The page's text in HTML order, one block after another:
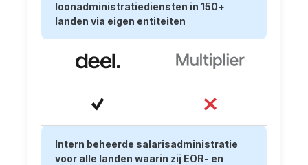
loonadministratiediensten in 150+
landen via eigen entiteiten
Intern beheerde salarisadministratie
voor alle landen waarin zij EOR- en